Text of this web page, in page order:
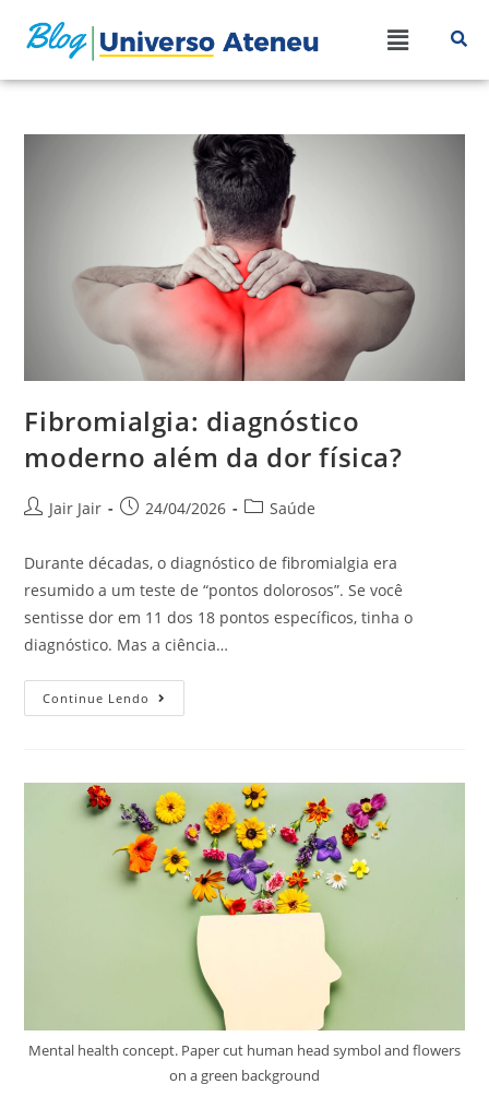
Fibromialgia: diagnóstico
moderno além da dor física?
Jair Jair 24/04/2026 Saúde
Durante décadas, o diagnóstico de fibromialgia era
resumido a um teste de “pontos dolorosos”. Se você
sentisse dor em 11 dos 18 pontos específicos, tinha o
diagnóstico. Mas a ciência…
Continue Lendo
Mental health concept. Paper cut human head symbol and flowers
on a green background